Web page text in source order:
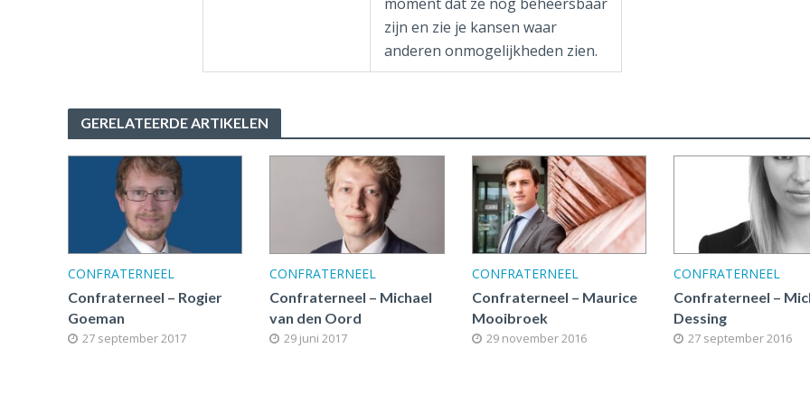
zijn en zie je kansen waar
anderen onmogelijkheden zien.
GERELATEERDE ARTIKELEN
CONFRATERNEEL
Confraterneel – Rogier
Goeman
27 september 2017
CONFRATERNEEL
Confraterneel – Michael
van den Oord
29 juni 2017
CONFRATERNEEL
Confraterneel – Maurice
Mooibroek
29 november 2016
CONFRATERNEEL
Confraterneel –
Dessing
27 september 2016